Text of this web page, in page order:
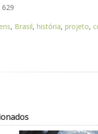
, Brasil, história, projeto,